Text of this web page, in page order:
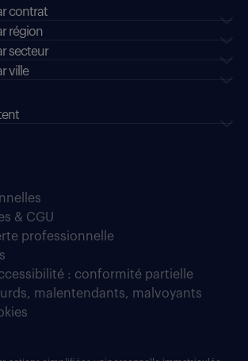
contrat
région
secteur
ville
& CGU
professionnelle
: conformité partielle
malentendants, malvoyants